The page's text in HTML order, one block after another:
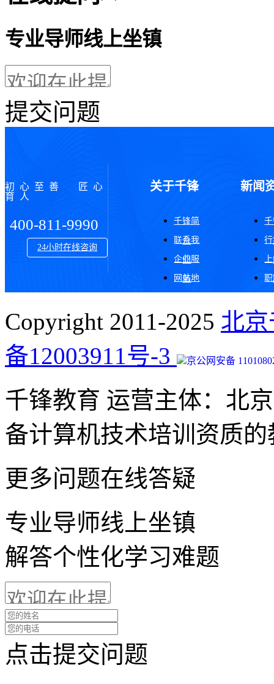
专业导师线上坐镇
提交问题
初心至善 匠心
育人
400-811-9990
24小时在线咨询
关于千锋
千锋简
介
联系我
们
企业服
务
网站地
新闻
Copyright 2011-2025 北
备12003911号-3
京公网安备
千锋教育 运营主体：北
备计算机技术培训资质
更多问题在线答疑
专业导师线上坐镇
解答个性化学习难题
点击提交问题